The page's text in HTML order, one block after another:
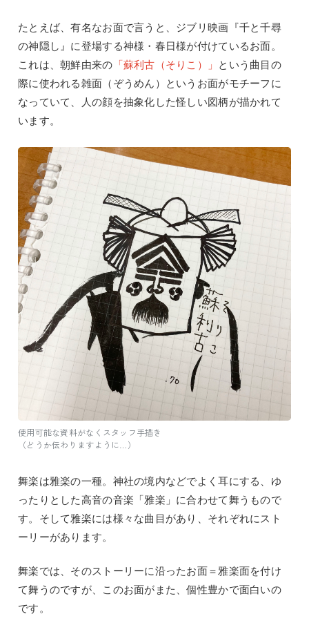
たとえば、有名なお面で言うと、ジブリ映画『千と千尋
の神隠し』に登場する神様・春日様が付けているお面。
これは、朝鮮由来の 「蘇利古（そりこ）」 という曲目の
際に使われる雑面（ぞうめん）というお面がモチーフに
なっていて、人の顔を抽象化した怪しい図柄が描かれて
います。
使用可能な資料がなくスタッフ手描き
（どうか伝わりますように…）
舞楽は雅楽の一種。神社の境内などでよく耳にする、ゆ
ったりとした高音の音楽「雅楽」に合わせて舞うもので
す。そして雅楽には様々な曲目があり、それぞれにスト
ーリーがあります。
舞楽では、そのストーリーに沿ったお面＝雅楽面を付け
て舞うのですが、このお面がまた、個性豊かで面白いの
です。